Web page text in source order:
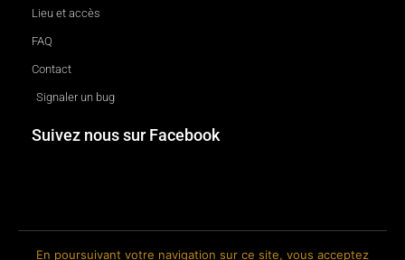
Lieu et accès
FAQ
Contact
Signaler un bug
Suivez nous sur Facebook
En poursuivant votre navigation sur ce site, vous acceptez